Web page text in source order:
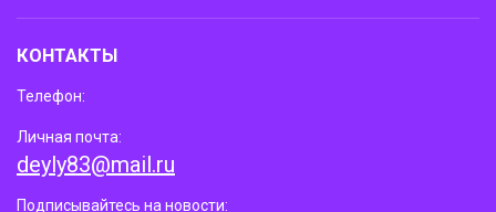
КОНТАКТЫ
Телефон:
Личная почта:
deyly83@mail.ru
Подписывайтесь на новости: